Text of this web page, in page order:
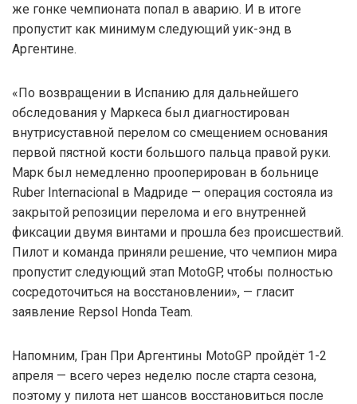
же гонке чемпионата попал в аварию. И в итоге
пропустит как минимум следующий уик-энд в
Аргентине.
«По возвращении в Испанию для дальнейшего
обследования у Маркеса был диагностирован
внутрисуставной перелом со смещением основания
первой пястной кости большого пальца правой руки.
Марк был немедленно прооперирован в больнице
Ruber Internacional в Мадриде — операция состояла из
закрытой репозиции перелома и его внутренней
фиксации двумя винтами и прошла без происшествий.
Пилот и команда приняли решение, что чемпион мира
пропустит следующий этап MotoGP, чтобы полностью
сосредоточиться на восстановлении», — гласит
заявление Repsol Honda Team.
Напомним, Гран При Аргентины MotoGP пройдёт 1-2
апреля — всего через неделю после старта сезона,
поэтому у пилота нет шансов восстановиться после